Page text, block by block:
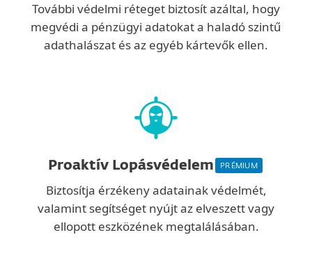
További védelmi réteget biztosít azáltal, hogy
megvédi a pénzügyi adatokat a haladó szintű
adathalászat és az egyéb kártevők ellen.
Proaktív Lopásvédelem PRÉMIUM
Biztosítja érzékeny adatainak védelmét,
valamint segítséget nyújt az elveszett vagy
ellopott eszközének megtalálásában.